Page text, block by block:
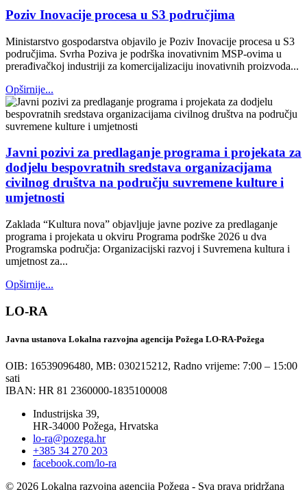
Poziv Inovacije procesa u S3 područjima
Ministarstvo gospodarstva objavilo je Poziv Inovacije procesa u S3
područjima. Svrha Poziva je podrška inovativnim MSP-ovima u
prerađivačkoj industriji za komercijalizaciju inovativnih proizvoda...
Opširnije...
Javni pozivi za predlaganje programa i projekata za
dodjelu bespovratnih sredstava organizacijama
civilnog društva na području suvremene kulture i
umjetnosti
Zaklada “Kultura nova” objavljuje javne pozive za predlaganje
programa i projekata u okviru Programa podrške 2026 u dva
Programska područja: Organizacijski razvoj i Suvremena kultura i
umjetnost za...
Opširnije...
LO-RA
Javna ustanova Lokalna razvojna agencija Požega LO-RA-Požega
OIB: 16539096480, MB: 030215212, Radno vrijeme: 7:00 – 15:00
sati
IBAN: HR 81 2360000-1835100008
Industrijska 39,
HR-34000 Požega, Hrvatska
lo-ra@pozega.hr
+385 34 270 203
facebook.com/lo-ra
© 2026 Lokalna razvojna agencija Požega - Sva prava pridržana